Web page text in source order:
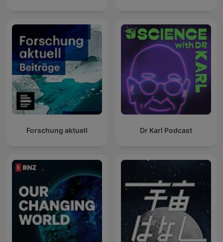
Forschung aktuell Dr Karl Podcast